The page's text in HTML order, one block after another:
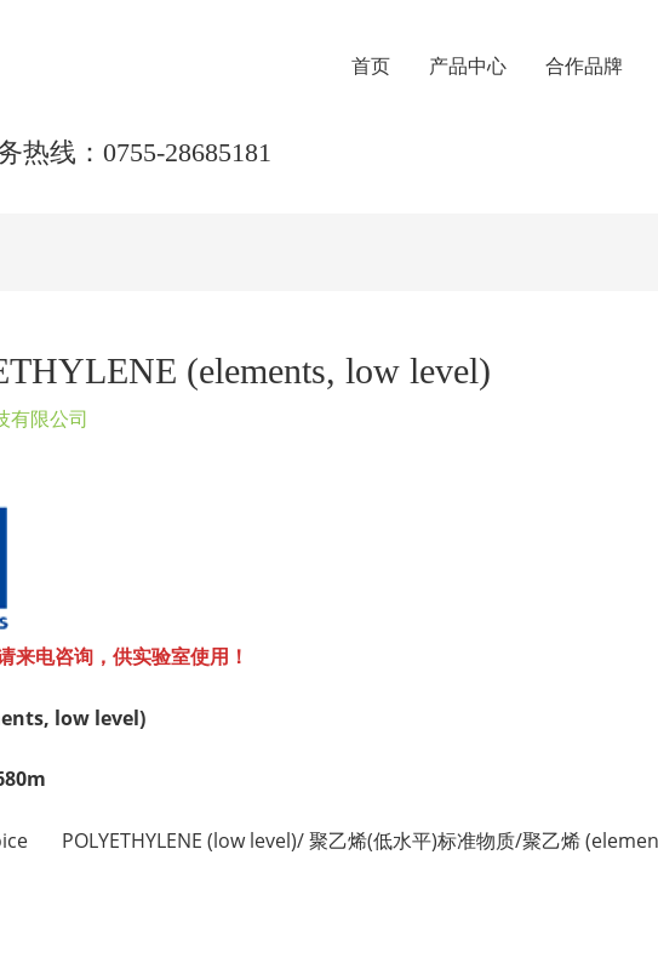
首页 产品中心 合作品牌
热线：0755-28685181
(elements, low level)
有限公司
来电咨询，供实验室使用！
low level)
(low level)/ 聚乙烯(低水平)标准物质/聚乙烯